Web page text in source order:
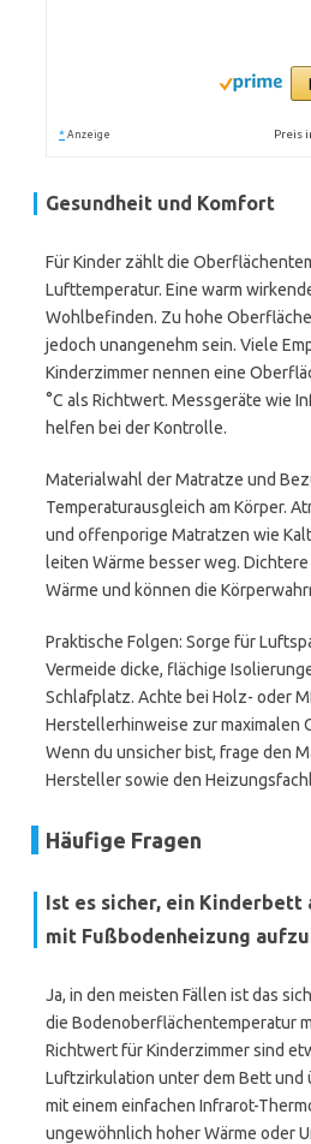
* Anzeige Preis
Gesundheit und Komfort
Für Kinder zählt die
Lufttemperatur. Eine warm
Wohlbefinden. Zu hohe
jedoch unangenehm sein. Viele
Kinderzimmer nennen eine
°C als Richtwert. Messgeräte wie
helfen bei der Kontrolle.
Materialwahl der Matratze und
Temperaturausgleich am Körper.
und offenporige Matratzen wie
leiten Wärme besser weg.
Wärme und können die
Praktische Folgen: Sorge für
Vermeide dicke, flächige
Schlafplatz. Achte bei Holz- oder
Herstellerhinweise zur maximalen
Wenn du unsicher bist, frage den
Hersteller sowie den
Häufige Fragen
Ist es sicher, ein Kinderbett
mit Fußbodenheizung
Ja, in den meisten Fällen ist das
die Bodenoberflächentemperatur
Richtwert für Kinderzimmer sind
Luftzirkulation unter dem Bett und
mit einem einfachen Infrarot-
ungewöhnlich hoher Wärme oder